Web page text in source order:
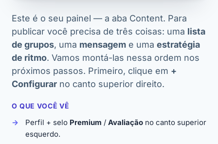
Este é o seu painel — a aba Content. Para
publicar você precisa de três coisas: uma lista
de grupos, uma mensagem e uma estratégia
de ritmo. Vamos montá-las nessa ordem nos
próximos passos. Primeiro, clique em +
Configurar no canto superior direito.
O QUE VOCÊ VÊ
Perfil + selo Premium / Avaliação no canto superior
esquerdo.